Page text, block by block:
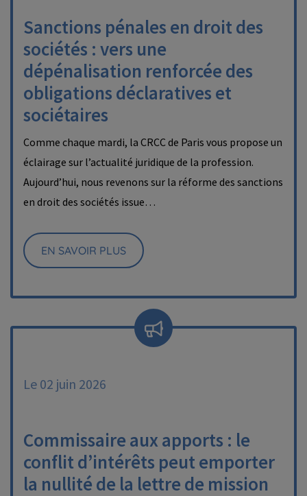
Sanctions pénales en droit des
sociétés : vers une
dépénalisation renforcée des
obligations déclaratives et
sociétaires
Comme chaque mardi, la CRCC de Paris vous propose un
éclairage sur l’actualité juridique de la profession.
Aujourd’hui, nous revenons sur la réforme des sanctions
en droit des sociétés issue…
EN SAVOIR PLUS
Le 02 juin 2026
Commissaire aux apports : le
conflit d’intérêts peut emporter
la nullité de la lettre de mission